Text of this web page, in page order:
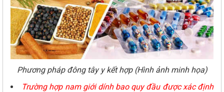
Phương pháp đông tây y kết hợp (Hình ảnh minh họa)
Trường hợp nam giới dính bao quy đầu được xác định